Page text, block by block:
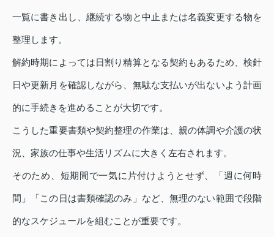
一覧に書き出し、継続する物と中止または名義変更する物を
整理します。
解約時期によっては日割り精算となる契約もあるため、検針
日や更新月を確認しながら、無駄な支払いが出ないよう計画
的に手続きを進めることが大切です。
こうした重要書類や契約整理の作業は、親の体調や介護の状
況、家族の仕事や生活リズムに大きく左右されます。
そのため、短期間で一気に片付けようとせず、「週に何時
間」「この日は書類確認のみ」など、無理のない範囲で段階
的なスケジュールを組むことが重要です。